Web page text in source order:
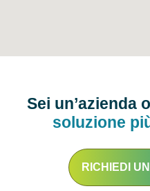
Sei un’azienda
soluzione
RICHIEDI